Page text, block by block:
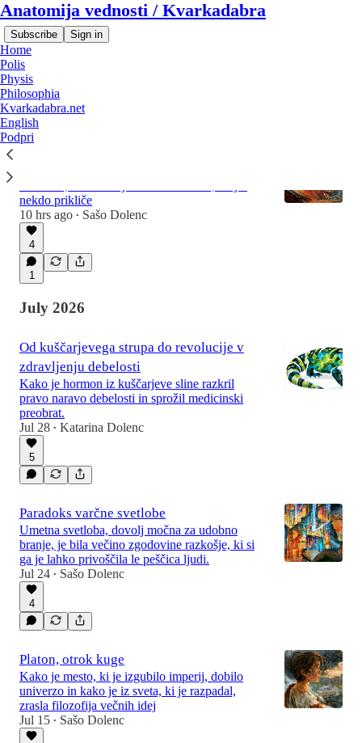
Anatomija vednosti / Kvarkadabra
Subscribe Sign in
Home
Polis
Physis
Philosophia
Kvarkadabra.net
English
Podpri
Latest Top
nekdo prikliče
10 hrs ago • Sašo Dolenc
4
1
July 2026
Od kuščarjevega strupa do revolucije v
zdravljenju debelosti
Kako je hormon iz kuščarjeve sline razkril
pravo naravo debelosti in sprožil medicinski
preobrat.
Jul 28 • Katarina Dolenc
5
Paradoks varčne svetlobe
Umetna svetloba, dovolj močna za udobno
branje, je bila večino zgodovine razkošje, ki si
ga je lahko privoščila le peščica ljudi.
Jul 24 • Sašo Dolenc
4
Platon, otrok kuge
Kako je mesto, ki je izgubilo imperij, dobilo
univerzo in kako je iz sveta, ki je razpadal,
zrasla filozofija večnih idej
Jul 15 • Sašo Dolenc